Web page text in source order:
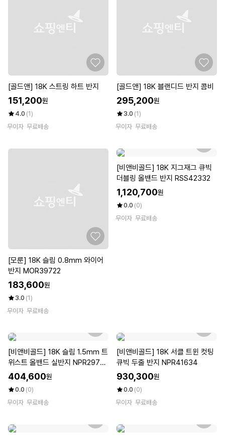
[골드앤] 18K 스트링 하트 반지
151,200원
4.0 (1)
무이자 무료배송
[골드앤] 18K 블랜디드 반지 콤비
295,200원
3.0 (1)
무이자 무료배송
[모룬] 18K 슬림 0.8mm 와이어
반지 MOR39722
183,600원
3.0 (1)
무이자 무료배송
[비앤비골드] 18K 지그재그 큐빅
더블링 올밴드 반지 RSS42332
1,120,700원
0.0 (0)
무이자 무료배송
[비앤비골드] 18K 슬림 1.5mm 트
위스트 올밴드 실반지 NPR2976
0
404,600원
0.0 (0)
무이자 무료배송
[비앤비골드] 18K 서클 트윈 컷팅
큐빅 두줄 반지 NPR41634
930,300원
0.0 (0)
무이자 무료배송